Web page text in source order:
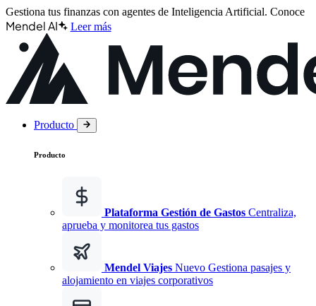
Gestiona tus finanzas con agentes de Inteligencia Artificial. Conoce
Mendel AI Leer más
Producto
Producto
Plataforma Gestión de Gastos Centraliza,
aprueba y monitorea tus gastos
Mendel Viajes Nuevo Gestiona pasajes y
alojamiento en viajes corporativos